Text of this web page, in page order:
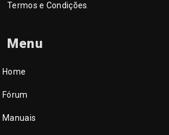
Termos e Condições
Menu
Home
Fórum
Manuais